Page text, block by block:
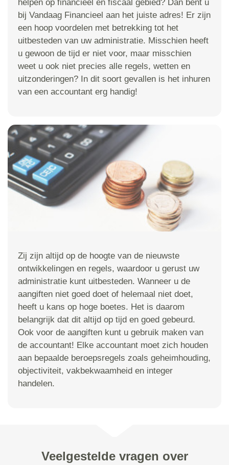
helpen op financieel en fiscaal gebied? Dan bent u
bij Vandaag Financieel aan het juiste adres! Er zijn
een hoop voordelen met betrekking tot het
uitbesteden van uw administratie. Misschien heeft
u gewoon de tijd er niet voor, maar misschien
weet u ook niet precies alle regels, wetten en
uitzonderingen? In dit soort gevallen is het inhuren
van een accountant erg handig!
Zij zijn altijd op de hoogte van de nieuwste
ontwikkelingen en regels, waardoor u gerust uw
administratie kunt uitbesteden. Wanneer u de
aangiften niet goed doet of helemaal niet doet,
heeft u kans op hoge boetes. Het is daarom
belangrijk dat dit altijd op tijd en goed gebeurd.
Ook voor de aangiften kunt u gebruik maken van
de accountant! Elke accountant moet zich houden
aan bepaalde beroepsregels zoals geheimhouding,
objectiviteit, vakbekwaamheid en integer
handelen.
Veelgestelde vragen over